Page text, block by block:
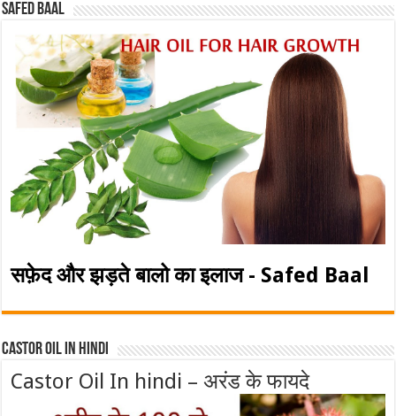
Safed baal
सफ़ेद और झड़ते बालो का इलाज - Safed Baal
Castor Oil In Hindi
Castor Oil In hindi – अरंड के फायदे